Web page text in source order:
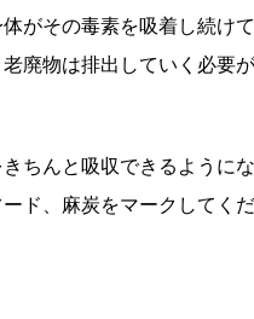
がその毒素を吸着し続け
廃物は排出していく必要
ちんと吸収できるように
ド、麻炭をマークしてくだ